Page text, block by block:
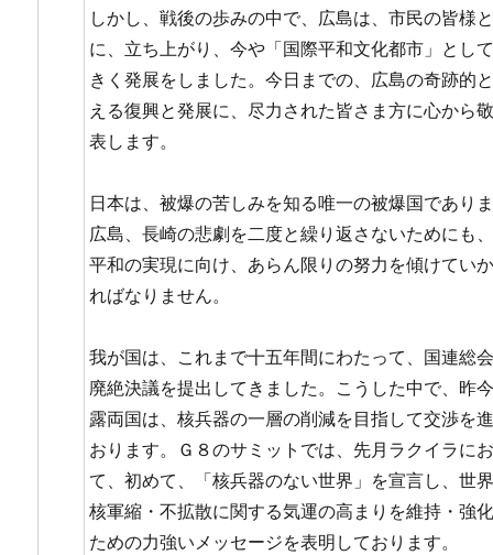
しかし、戦後の歩みの中で、広島は、市民の皆様
に、立ち上がり、今や「国際平和文化都市」とし
きく発展をしました。今日までの、広島の奇跡的
える復興と発展に、尽力された皆さま方に心から
表します。
日本は、被爆の苦しみを知る唯一の被爆国であり
広島、長崎の悲劇を二度と繰り返さないためにも
平和の実現に向け、あらん限りの努力を傾けてい
ればなりません。
我が国は、これまで十五年間にわたって、国連総
廃絶決議を提出してきました。こうした中で、昨
露両国は、核兵器の一層の削減を目指して交渉を
おります。Ｇ８のサミットでは、先月ラクイラに
て、初めて、「核兵器のない世界」を宣言し、世
核軍縮・不拡散に関する気運の高まりを維持・強
ための力強いメッセージを表明しております。